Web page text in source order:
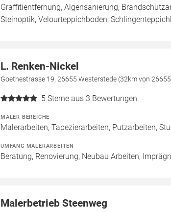
Graffitientfernung, Algensanierung,
Steinoptik, Velourteppichboden,
L. Renken-Nickel
Goethestrasse 19, 26655 Westerstede (32km von
5 Sterne aus 3 Bewertungen
MALER BEREICHE
Malerarbeiten, Tapezierarbeiten, Putzarbeiten,
UMFANG MALERARBEITEN
Beratung, Renovierung, Neubau Arbeiten,
Malerbetrieb Steenweg